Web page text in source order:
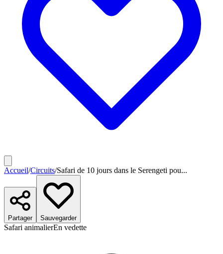
Accueil/Circuits/Safari de 10 jours dans le Serengeti pou...
Partager Sauvegarder
Safari animalierEn vedette